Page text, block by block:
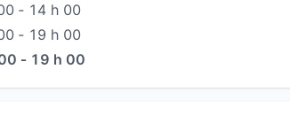
‐ 14 h 00
‐ 19 h 00
‐ 19 h 00